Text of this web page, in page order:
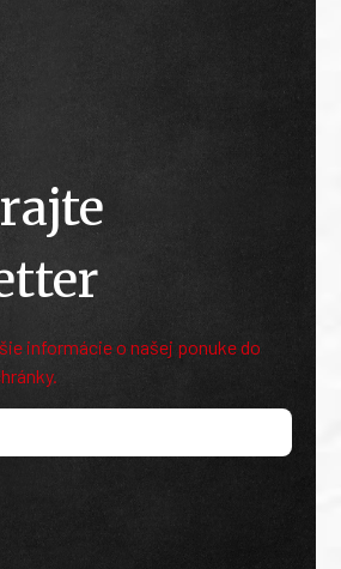
informácie o našej ponuke do